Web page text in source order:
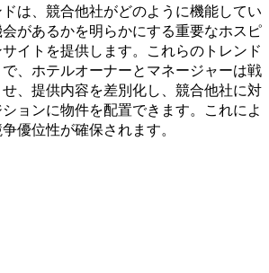
は、競合他社がどのように機能してい
があるかを明らかにする重要なホスピ
イトを提供します。これらのトレンド
、ホテルオーナーとマネージャーは戦
、提供内容を差別化し、競合他社に対
ョンに物件を配置できます。これによ
優位性が確保されます。